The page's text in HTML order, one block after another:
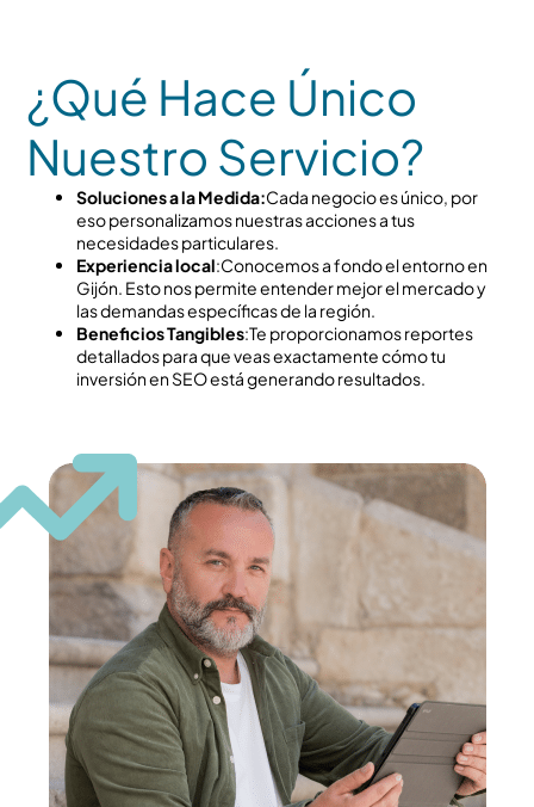
¿Qué Hace Único
Nuestro Servicio?
Soluciones a la Medida:Cada negocio es único, por
eso personalizamos nuestras acciones a tus
necesidades particulares.
Experiencia local:Conocemos a fondo el entorno en
Gijón. Esto nos permite entender mejor el mercado y
las demandas específicas de la región.
Beneficios Tangibles:Te proporcionamos reportes
detallados para que veas exactamente cómo tu
inversión en SEO está generando resultados.